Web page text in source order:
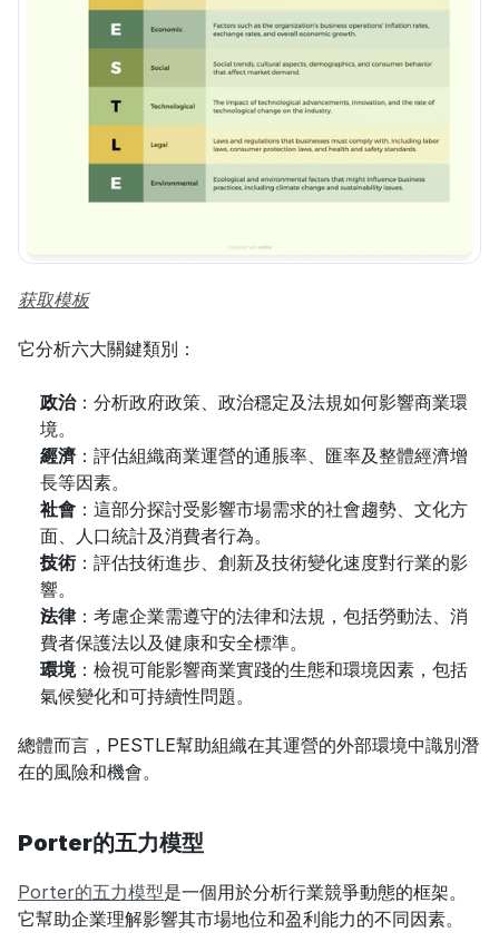
获取模板
它分析六大關鍵類別：
政治：分析政府政策、政治穩定及法規如何影響商業環
境。
經濟：評估組織商業運營的通脹率、匯率及整體經濟增
長等因素。
社會 ：這部分探討受影響市場需求的社會趨勢、文化方
面、人口統計及消費者行為。
技術 ：評估技術進步、創新及技術變化速度對行業的影
響。
法律：考慮企業需遵守的法律和法規，包括勞動法、消
費者保護法以及健康和安全標準。
環境：檢視可能影響商業實踐的生態和環境因素，包括
氣候變化和可持續性問題。
總體而言，PESTLE幫助組織在其運營的外部環境中識別潛
在的風險和機會。
Porter的五力模型
Porter的五力模型是一個用於分析行業競爭動態的框架。
它幫助企業理解影響其市場地位和盈利能力的不同因素。